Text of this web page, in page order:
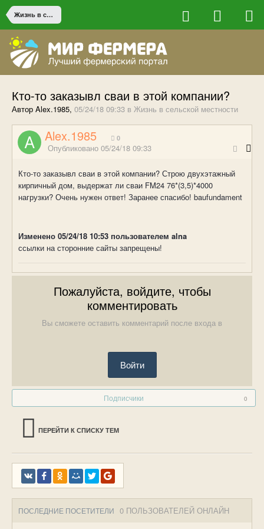
Жизнь в сельской местности
Кто-то заказывл сваи в этой компании?
Автор Alex.1985, 05/24/18 09:33 в Жизнь в сельской местности
Alex.1985 0
Опубликовано 05/24/18 09:33
Кто-то заказывл сваи в этой компании? Строю двухэтажный
кирпичный дом, выдержат ли сваи FM24 76*(3,5)*4000
нагрузки? Очень нужен ответ! Заранее спасибо! baufundament
Изменено 05/24/18 10:53 пользователем alna
ссылки на сторонние сайты запрещены!
Пожалуйста, войдите, чтобы
комментировать
Вы сможете оставить комментарий после входа в
Войти
Подписчики 0
ПЕРЕЙТИ К СПИСКУ ТЕМ
ПОСЛЕДНИЕ ПОСЕТИТЕЛИ 0 ПОЛЬЗОВАТЕЛЕЙ ОНЛАЙН